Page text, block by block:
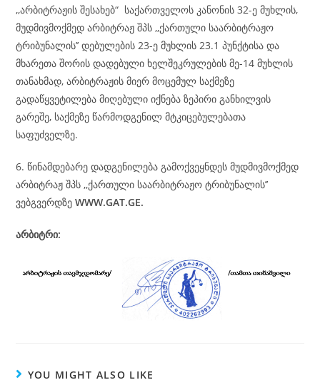
,,არბიტრაჟის შესახებ“ საქართველოს კანონის 32-ე მუხლის,
მუდმივმოქმედ არბიტრაჟ შპს ,,ქართული საარბიტრაჟო
ტრიბუნალის’’ დებულების 23-ე მუხლის 23.1 პუნქტისა და
მხარეთა შორის დადებული ხელშეკრულების მე-14 მუხლის
თანახმად, არბიტრაჟის მიერ მოცემულ საქმეზე
გადაწყვეტილება მიღებული იქნება ზეპირი განხილვის
გარეშე, საქმეზე წარმოდგენილ მტკიცებულებათა
საფუძველზე.
6. წინამდებარე დადგენილება გამოქვეყნდეს მუდმივმოქმედ
არბიტრაჟ შპს ,,ქართული საარბიტრაჟო ტრიბუნალის’’
ვებგვერდზეWWW.GAT.GE.
არბიტრი:
YOU MIGHT ALSO LIKE